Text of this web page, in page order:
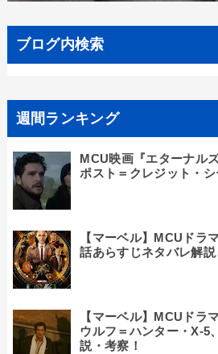
ブログ内検索
週間ランキング
MCU映画『エターナル
ポスト＝クレジット・
【マーベル】MCUドラ
話あらすじネタバレ解
【マーベル】MCUドラ
ウルフ＝ハンター・X-5
説・考察！